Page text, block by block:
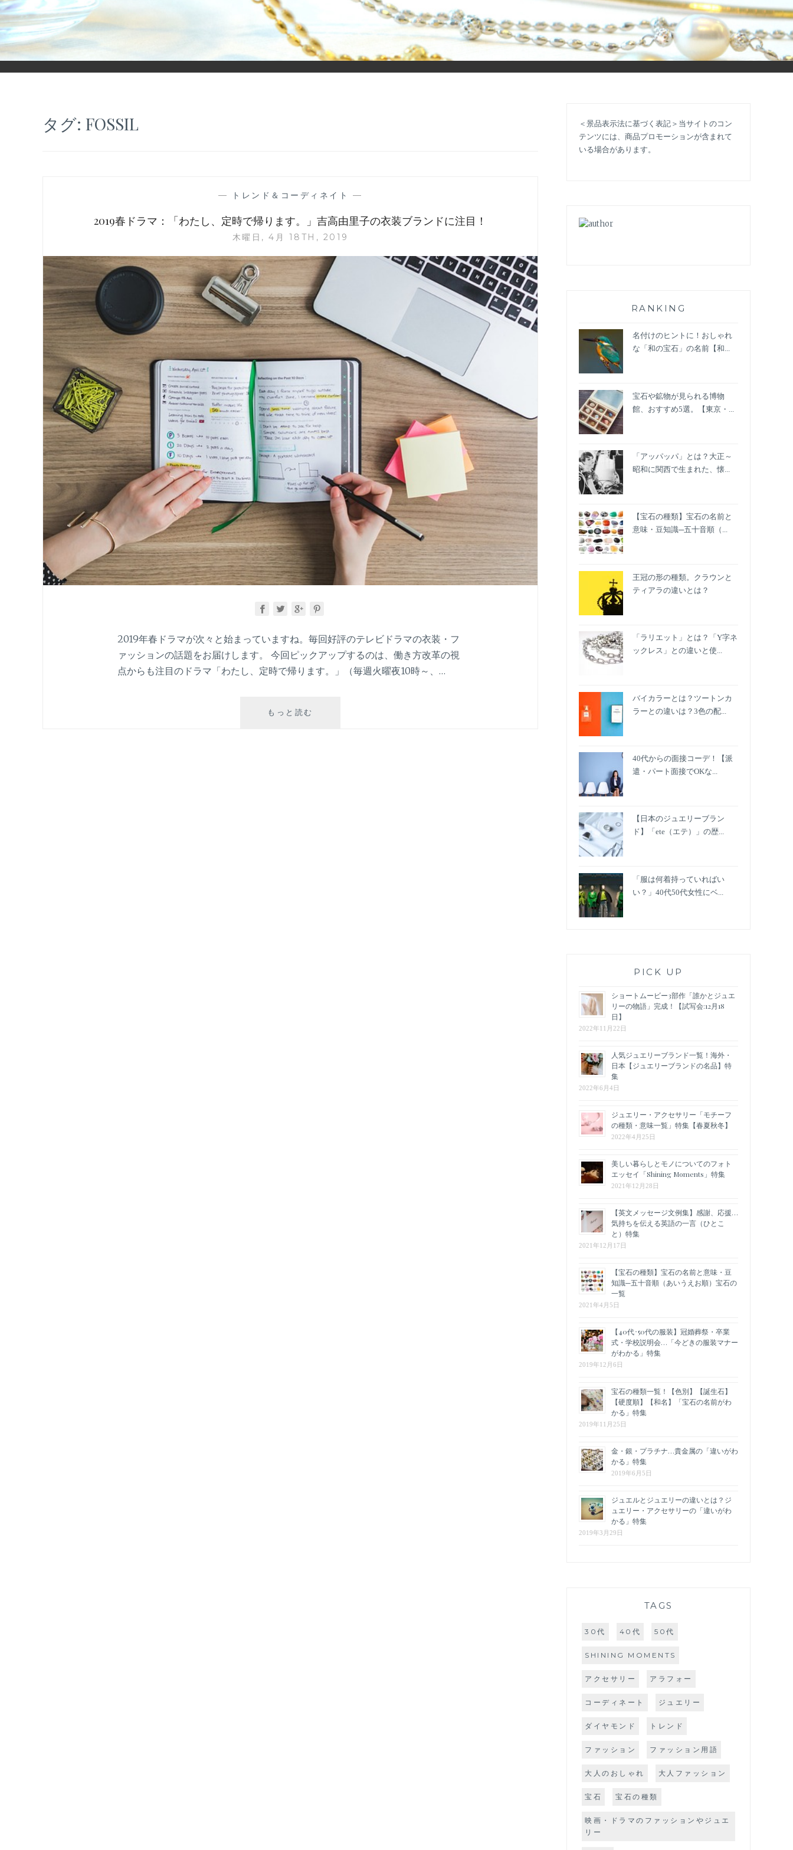
「ヒカリモノガタリ」は、ジュエリー・アクセサリーを愛し、コーディネイトを楽しむ大人世代のためのWEBメディアです。 お役立ち情報やコラムで大人のおしゃれを応援します。
タグ: FOSSIL
— トレンド＆コーディネイト —
2019春ドラマ：「わたし、定時で帰ります。」吉高由里子の衣装ブランドに注目！
木曜日, 4月 18TH, 2019
2019年春ドラマが次々と始まっていますね。毎回好評のテレビドラマの衣装・フ
ァッションの話題をお届けします。 今回ピックアップするのは、働き方改革の視
点からも注目のドラマ「わたし、定時で帰ります。」（毎週火曜夜10時～、…
もっと読む
＜景品表示法に基づく表記＞当サイトのコン
テンツには、商品プロモーションが含まれて
いる場合があります。
RANKING
名付けのヒントに！おしゃれ
な「和の宝石」の名前【和...
宝石や鉱物が見られる博物
館、おすすめ5選。【東京・...
「アッパッパ」とは？大正～
昭和に関西で生まれた、懐...
【宝石の種類】宝石の名前と
意味・豆知識─五十音順（...
王冠の形の種類。クラウンと
ティアラの違いとは？
「ラリエット」とは？「Y字ネ
ックレス」との違いと使...
バイカラーとは？ツートンカ
ラーとの違いは？3色の配...
40代からの面接コーデ！【派
遣・パート面接でOKな...
【日本のジュエリーブラン
ド】「ete（エテ）」の歴...
「服は何着持っていればい
い？」40代50代女性にベ...
PICK UP
ショートムービー3部作「誰かとジュエ
リーの物語」完成！【試写会:12月18
日】
2022年11月22日
人気ジュエリーブランド一覧！海外・
日本【ジュエリーブランドの名品】特
集
2022年6月4日
ジュエリー・アクセサリー「モチーフ
の種類・意味一覧」特集【春夏秋冬】
2022年4月25日
美しい暮らしとモノについてのフォト
エッセイ「Shining Moments」特集
2021年12月28日
【英文メッセージ文例集】感謝、応援…
気持ちを伝える英語の一言（ひとこ
と）特集
2021年12月17日
【宝石の種類】宝石の名前と意味・豆
知識─五十音順（あいうえお順）宝石の
一覧
2021年4月5日
【40代･50代の服装】冠婚葬祭・卒業
式・学校説明会…「今どきの服装マナー
がわかる」特集
2019年12月6日
宝石の種類一覧！【色別】【誕生石】
【硬度順】【和名】「宝石の名前がわ
かる」特集
2019年11月25日
金・銀・プラチナ…貴金属の「違いがわ
かる」特集
2019年6月5日
ジュエルとジュエリーの違いとは？ジ
ュエリー・アクセサリーの「違いがわ
かる」特集
2019年3月29日
TAGS
30代 40代 50代
SHINING MOMENTS
アクセサリー アラフォー
コーディネート ジュエリー
ダイヤモンド トレンド
ファッション ファッション用語
大人のおしゃれ 大人ファッション
宝石 宝石の種類
映画・ドラマのファッションやジュエ
リー